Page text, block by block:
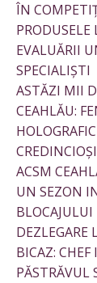
ÎN
PRODUSELE
EVALUĂRII
SPECIALIȘTI
ASTĂZI MII
CEAHLĂU:
ACSM
UN SEZON
DEZLEGARE
BICAZ:
PĂSTRĂVUL